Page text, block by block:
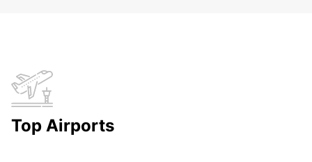
Top Airports